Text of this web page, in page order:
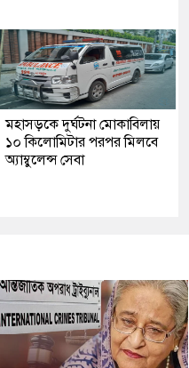
মহাসড়কে দুর্ঘটনা মোকাবিলায়
১০ কিলোমিটার পরপর মিলবে
অ্যাম্বুলেন্স সেবা